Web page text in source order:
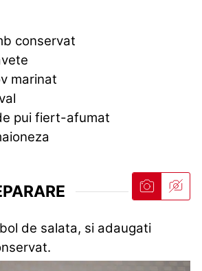
conservat
marinat
pui fiert-afumat
de salata, si adaugati